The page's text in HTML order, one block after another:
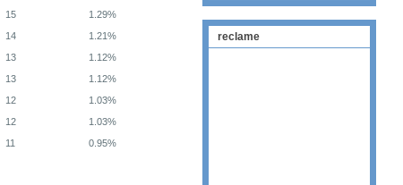
15
1.29%
14
1.21%
13
1.12%
13
1.12%
12
1.03%
12
1.03%
11 0.95%
reclame